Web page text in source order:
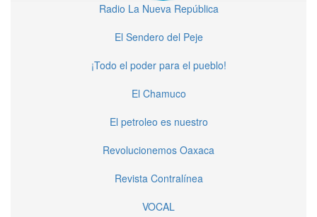
Radio La Nueva República
El Sendero del Peje
¡Todo el poder para el pueblo!
El Chamuco
El petroleo es nuestro
Revolucionemos Oaxaca
Revista Contralínea
VOCAL